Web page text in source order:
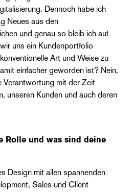
Dennoch habe ich
Neues aus den
und genau so bleib ich auf
uns ein Kundenportfolio
Art und Weise zu
einfacher geworden ist? Nein,
Verantwortung mit der Zeit
unseren Kunden und auch deren
Rolle und was sind deine
Design mit allen spannenden
Sales und Client